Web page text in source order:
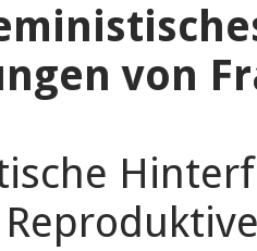
von